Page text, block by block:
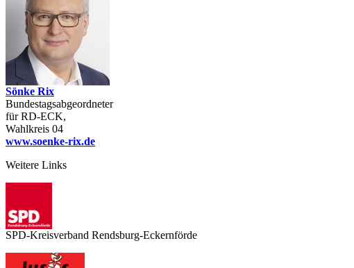
Sönke Rix
Bundestagsabgeordneter
für RD-ECK,
Wahlkreis 04
www.soenke-rix.de
Weitere Links
SPD-Kreisverband Rendsburg-Eckernförde